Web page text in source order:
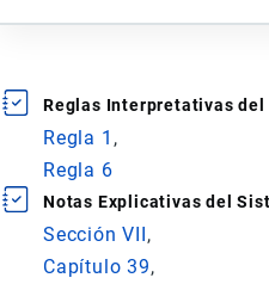
Reglas Interpretativas del
Regla 1
Regla 6
Notas Explicativas del
Sección VII
Capítulo 39